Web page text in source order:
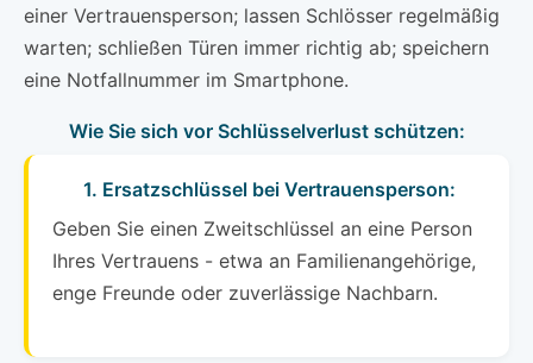
einer Vertrauensperson; lassen Schlösser regelmäßig
warten; schließen Türen immer richtig ab; speichern
eine Notfallnummer im Smartphone.
Wie Sie sich vor Schlüsselverlust schützen:
1. Ersatzschlüssel bei Vertrauensperson:
Geben Sie einen Zweitschlüssel an eine Person
Ihres Vertrauens - etwa an Familienangehörige,
enge Freunde oder zuverlässige Nachbarn.